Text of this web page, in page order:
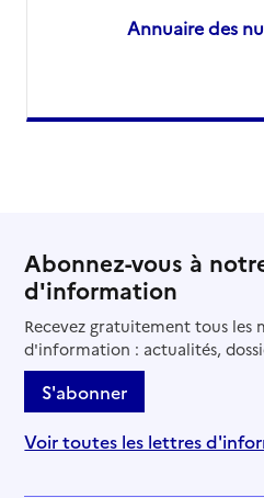
Annuaire des
Abonnez-vous à
d'information
Recevez gratuitement tous les
d'information : actualités,
S'abonner
Voir toutes les lettres